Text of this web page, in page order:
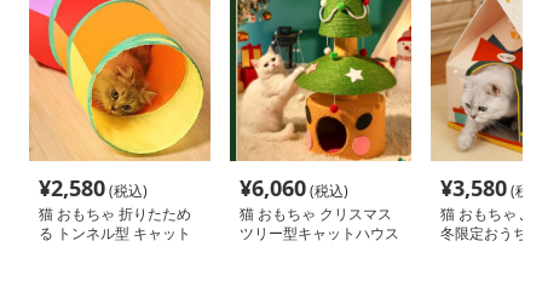
¥2,580(税込)
猫 おもちゃ 折りたため
る トンネル型 キャット
¥6,060(税込)
猫 おもちゃ クリスマス
ツリー型キャットハウス
¥3,580(税
猫 おもちゃ ふ
冬限定おうち